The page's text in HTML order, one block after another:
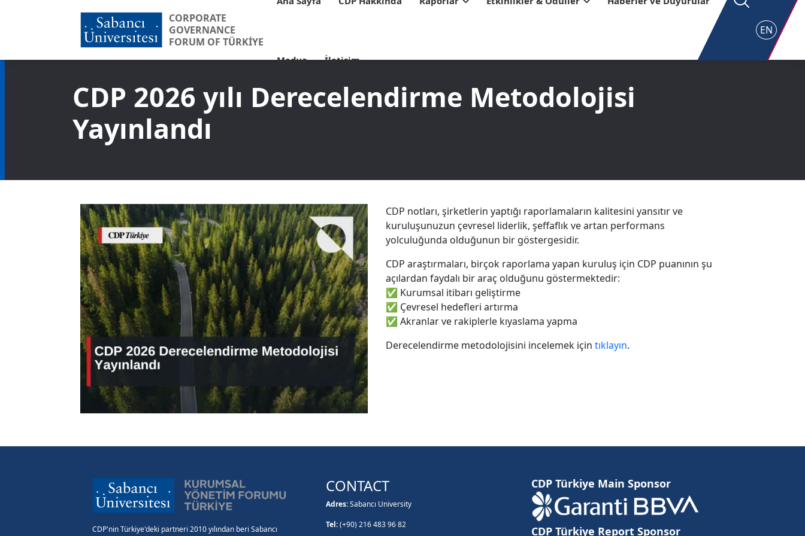
CORPORATE
GOVERNANCE
FORUM OF TÜRKİYE
EN
Medya İletişim
CDP 2026 yılı Derecelendirme Metodolojisi
Yayınlandı
CDP notları, şirketlerin yaptığı raporlamaların kalitesini yansıtır ve
kuruluşunuzun çevresel liderlik, şeffaflık ve artan performans
yolculuğunda olduğunun bir göstergesidir.
CDP araştırmaları, birçok raporlama yapan kuruluş için CDP puanının şu
açılardan faydalı bir araç olduğunu göstermektedir:
✅ Kurumsal itibarı geliştirme
✅ Çevresel hedefleri artırma
✅ Akranlar ve rakiplerle kıyaslama yapma
Derecelendirme metodolojisini incelemek için tıklayın.
CDP'nin Türkiye'deki partneri 2010 yılından beri Sabancı
CONTACT
Adres:Sabancı University
Tel:(+90) 216 483 96 82
CDP Türkiye Main Sponsor
CDP Türkiye Report Sponsor